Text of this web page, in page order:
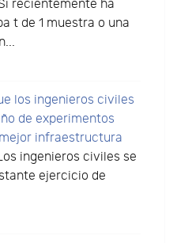
recientemente ha
t de 1 muestra o una
los ingenieros civiles
de experimentos
infraestructura
ingenieros civiles se
ejercicio de